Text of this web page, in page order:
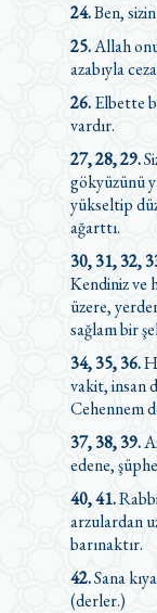
24.Ben,
25.Allah
azabıyla
26.Elbette
vardır.
27, 28, 29.
gökyüzünü
yükseltip
ağarttı.
30, 31, 32,
Kendiniz ve
üzere,
sağlam bir
34, 35, 36.
vakit, insan
Cehennem
37, 38, 39.
edene,
40, 41.
arzulardan
barınaktır.
42.Sana
(derler.)